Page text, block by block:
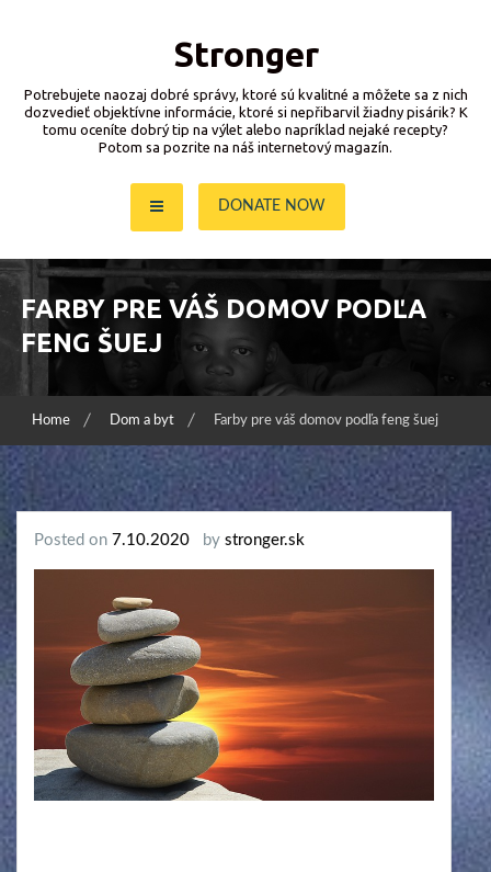
Stronger
Potrebujete naozaj dobré správy, ktoré sú kvalitné a môžete sa z nich
dozvedieť objektívne informácie, ktoré si nepřibarvil žiadny pisárik? K
tomu oceníte dobrý tip na výlet alebo napríklad nejaké recepty?
Potom sa pozrite na náš internetový magazín.
DONATE NOW
FARBY PRE VÁŠ DOMOV PODĽA
FENG ŠUEJ
Home Dom a byt Farby pre váš domov podľa feng šuej
Posted on 7.10.2020 by stronger.sk